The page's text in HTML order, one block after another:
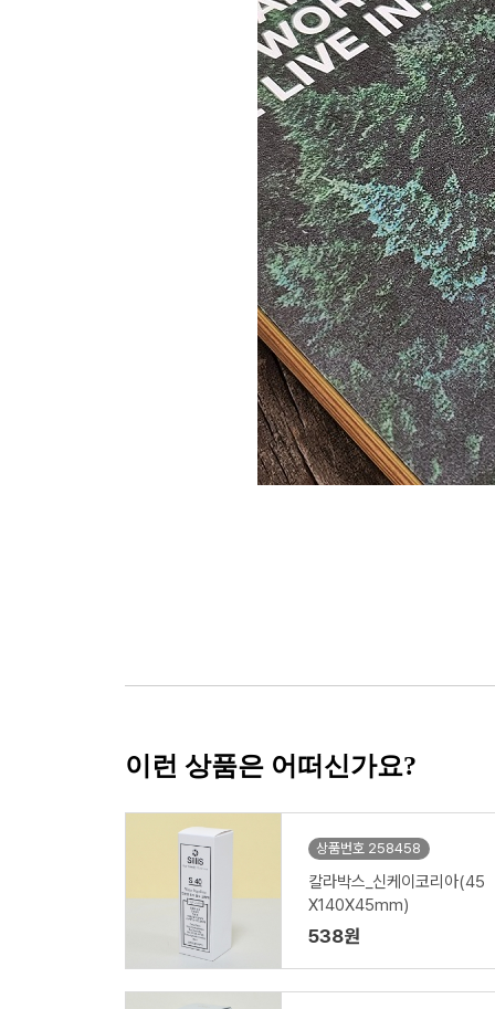
이런 상품은 어떠신가요?
상품번호 258458
칼라박스_신케이코리아(45
X140X45mm)
538원